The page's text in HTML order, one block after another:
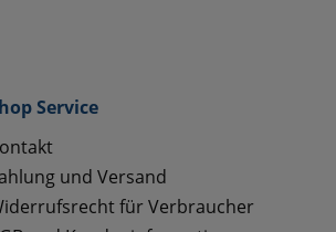
Service
und Versand
für Verbraucher